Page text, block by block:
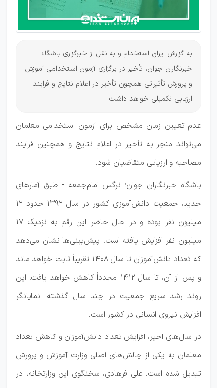
به گزارش ایران استخدام و به نقل از خبرگزاری باشگاه
خبرنگاران جوان، تأخیر در برگزاری آزمون استخدامی آموزش
و پرورش تأثیراتی همچون تأخیر در اعلام نتایج و فرایند
ارزیابی تکمیلی خواهد داشت.
عدم تعیین زمان مشخص برای آزمون استخدامی معلمان
می‌تواند منجر به تأخیر در اعلام نتایج و همچنین فرایند
مصاحبه و ارزیابی متقاضیان شود.
باشگاه خبرنگاران جوان؛ نرگس امام‌جمعه - طبق آمار‌های
جدید، جمعیت دانش‌آموزی کشور در سال ۱۳۹۲ حدود ۱۲
میلیون نفر بوده و در حال حاضر این رقم به نزدیک ۱۷
میلیون نفر افزایش یافته است. پیش‌بینی‌ها نشان می‌دهد
که تعداد دانش‌آموزان تا سال ۱۴۰۸ تقریباً ثابت خواهد ماند
و پس از آن، تا سال ۱۴۱۲ مجدداً کاهش خواهد یافت. این
روند رشد سریع جمعیت در چند سال گذشته، نمایانگر
افزایش نیروی انسانی در کشور است.
در سال‌های اخیر، افزایش تعداد دانش‌آموزان و کاهش تعداد
معلمان به یکی از چالش‌های اصلی وزارت آموزش و پرورش
تبدیل شده است. علی فرهادی، سخنگوی این وزارتخانه، در